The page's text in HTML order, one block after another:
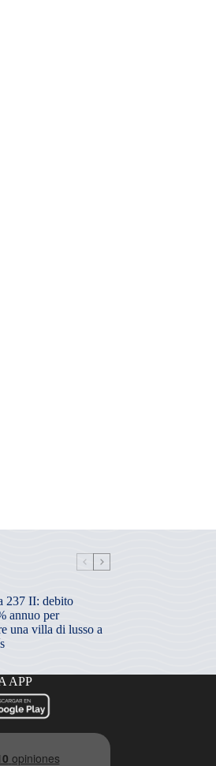
237 II: debito
annuo per
una villa di lusso a
APP